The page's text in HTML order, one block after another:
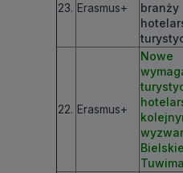
23. Erasmus+
branży
22. Erasmus+
Nowe
Tuwima